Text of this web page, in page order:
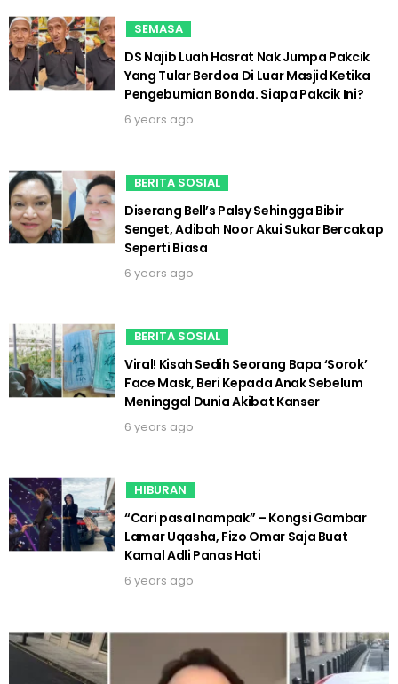
SEMASA
DS Najib Luah Hasrat Nak Jumpa Pakcik
Yang Tular Berdoa Di Luar Masjid Ketika
Pengebumian Bonda. Siapa Pakcik Ini?
6 years ago
BERITA SOSIAL
Diserang Bell’s Palsy Sehingga Bibir
Senget, Adibah Noor Akui Sukar Bercakap
Seperti Biasa
6 years ago
BERITA SOSIAL
Viral! Kisah Sedih Seorang Bapa ‘Sorok’
Face Mask, Beri Kepada Anak Sebelum
Meninggal Dunia Akibat Kanser
6 years ago
HIBURAN
“Cari pasal nampak” – Kongsi Gambar
Lamar Uqasha, Fizo Omar Saja Buat
Kamal Adli Panas Hati
6 years ago